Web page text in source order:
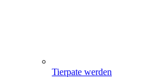
Tierpate werden